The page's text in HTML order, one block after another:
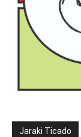
Jaraki Ticado